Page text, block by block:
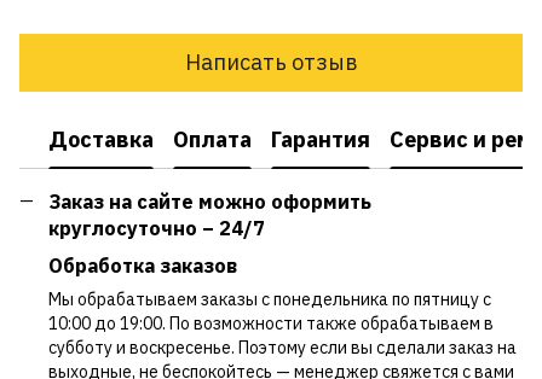
Написать отзыв
Доставка Оплата Гарантия Сервис и
Заказ на сайте можно оформить
круглосуточно – 24/7
Обработка заказов
Мы обрабатываем заказы с понедельника по пятницу с
10:00 до 19:00. По возможности также обрабатываем в
субботу и воскресенье. Поэтому если вы сделали заказ на
выходные, не беспокойтесь — менеджер свяжется с вами